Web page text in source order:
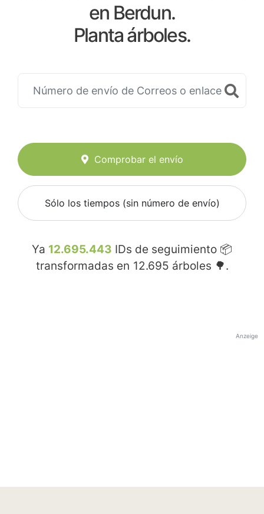
en Berdun.
Planta árboles.
Comprobar el envío
Sólo los tiempos (sin número de envío)
Ya 12.695.443 IDs de seguimiento 📦
transformadas en 12.695 árboles 🌳.
Anzeige